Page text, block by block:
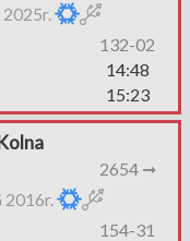
132-02
14:48
15:23
2654 ➞
2016r.
154-31